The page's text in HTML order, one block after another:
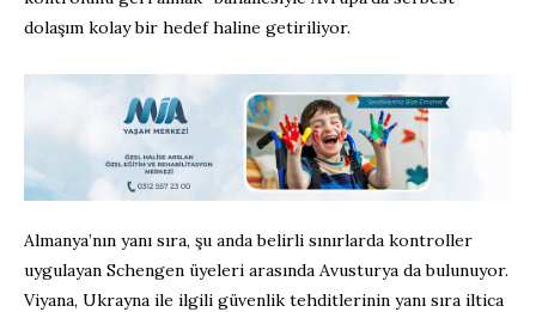
dolaşım kolay bir hedef haline getiriliyor.
Almanya’nın yanı sıra, şu anda belirli sınırlarda kontroller
uygulayan Schengen üyeleri arasında Avusturya da bulunuyor.
Viyana, Ukrayna ile ilgili güvenlik tehditlerinin yanı sıra iltica